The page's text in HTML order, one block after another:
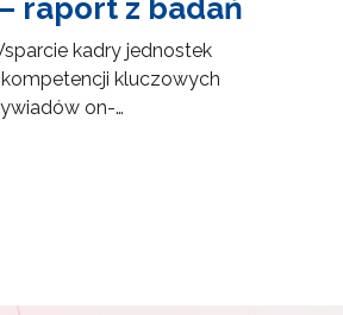
raport z badań
kadry jednostek
kluczowych
on-…